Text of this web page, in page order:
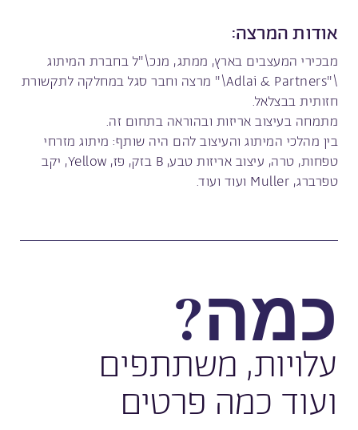
אודות המרצה:
מבכירי המעצבים בארץ, ממתג, מנכ\"ל בחברת המיתוג
\"Adlai & Partners\" מרצה וחבר סגל במחלקה לתקשורת
חזותית בבצלאל.
מתמחה בעיצוב אריזות ובהוראה בתחום זה.
בין מהלכי המיתוג והעיצוב להם היה שותף: מיתוג מזרחי
טפחות, טרה, עיצוב אריזות טבע, B בזק, פז, Yellow, יקב
טפרברג, Muller ועוד ועוד.
כמה?
עלויות, משתתפים
ועוד כמה פרטים